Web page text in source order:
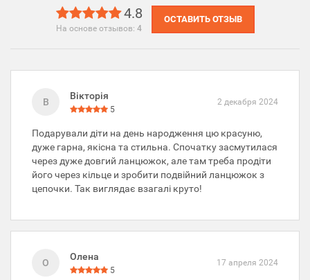
4.8
На основе отзывов: 4
ОСТАВИТЬ ОТЗЫВ
В
Вікторія
5
2 декабря 2024
Подарували діти на день народження цю красуню,
дуже гарна, якісна та стильна. Спочатку засмутилася
через дуже довгий ланцюжок, але там треба продіти
його через кільце и зробити подвійний ланцюжок з
цепочки. Так виглядає взагалі круто!
О
Олена
5
17 апреля 2024